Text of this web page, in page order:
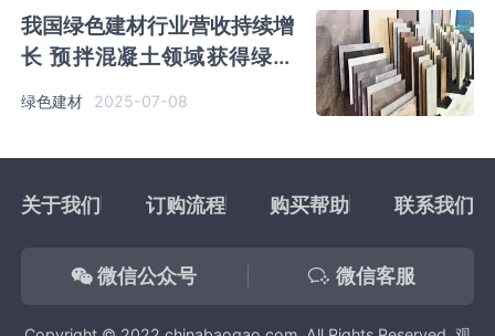
我国绿色建材行业营收持续增
长 预拌混凝土领域获得绿色
建材产品认证证书最多
绿色建材 2025-07-08
关于我们 订购流程 购买帮助 联系我们
微信公众号 微信客服